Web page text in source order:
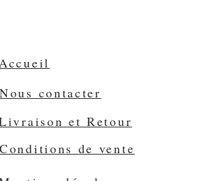
Nous contacter
et Retour
Conditions de vente